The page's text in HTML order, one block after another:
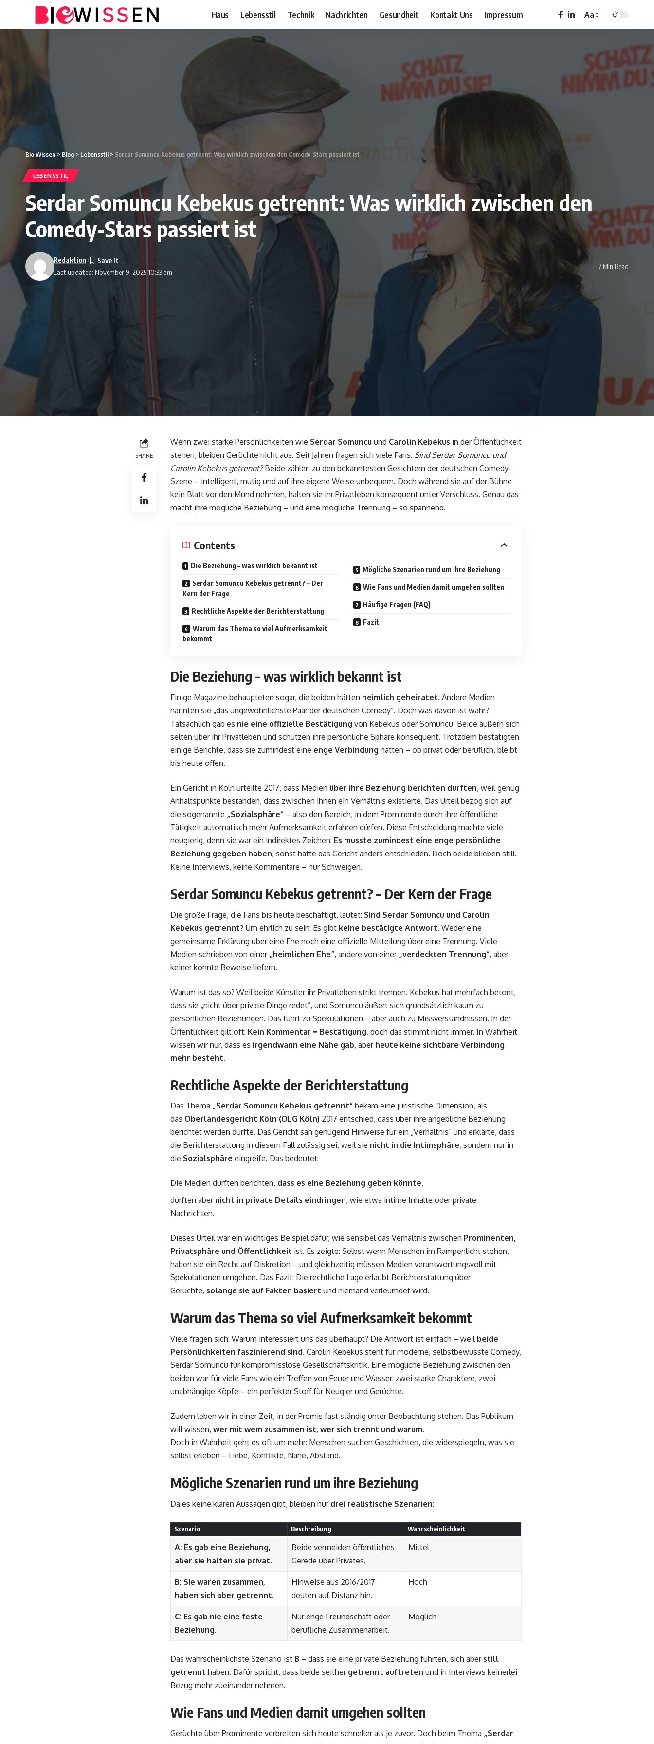
Haus Lebensstil Technik Nachrichten Gesundheit Kontakt Uns Impressum
Font
Aa
Bio Wissen > Blog > Lebensstil > Serdar Somuncu Kebekus getrennt: Was wirklich zwischen den Comedy-Stars passiert ist
LEBENSSTIL
Serdar Somuncu Kebekus getrennt: Was wirklich zwischen den
Comedy-Stars passiert ist
Last updated: November 9, 2025 10:33 am
Redaktion
7 Min Read
SHARE
Wenn zwei starke Persönlichkeiten wie Serdar Somuncu und Carolin Kebekus in der Öffentlichkeit
stehen, bleiben Gerüchte nicht aus. Seit Jahren fragen sich viele Fans: Sind Serdar Somuncu und
Carolin Kebekus getrennt?Beide zählen zu den bekanntesten Gesichtern der deutschen Comedy-
Szene – intelligent, mutig und auf ihre eigene Weise unbequem. Doch während sie auf der Bühne
kein Blatt vor den Mund nehmen, halten sie ihr Privatleben konsequent unter Verschluss. Genau das
macht ihre mögliche Beziehung – und eine mögliche Trennung – so spannend.
Contents
Die Beziehung – was wirklich bekannt ist
Serdar Somuncu Kebekus getrennt? – Der
Kern der Frage
Rechtliche Aspekte der Berichterstattung
Warum das Thema so viel Aufmerksamkeit
bekommt
Mögliche Szenarien rund um ihre Beziehung
Wie Fans und Medien damit umgehen sollten
Häufige Fragen (FAQ)
Fazit
Die Beziehung – was wirklich bekannt ist
Einige Magazine behaupteten sogar, die beiden hätten heimlich geheiratet. Andere Medien
nannten sie „das ungewöhnlichste Paar der deutschen Comedy“. Doch was davon ist wahr?
Tatsächlich gab es nie eine offizielle Bestätigung von Kebekus oder Somuncu. Beide äußern sich
selten über ihr Privatleben und schützen ihre persönliche Sphäre konsequent. Trotzdem bestätigten
einige Berichte, dass sie zumindest eine enge Verbindung hatten – ob privat oder beruflich, bleibt
bis heute offen.
Ein Gericht in Köln urteilte 2017, dass Medien über ihre Beziehung berichten durften, weil genug
Anhaltspunkte bestanden, dass zwischen ihnen ein Verhältnis existierte. Das Urteil bezog sich auf
die sogenannte „Sozialsphäre“ – also den Bereich, in dem Prominente durch ihre öffentliche
Tätigkeit automatisch mehr Aufmerksamkeit erfahren dürfen. Diese Entscheidung machte viele
neugierig, denn sie war ein indirektes Zeichen: Es musste zumindest eine enge persönliche
Beziehung gegeben haben, sonst hätte das Gericht anders entschieden. Doch beide blieben still.
Keine Interviews, keine Kommentare – nur Schweigen.
Serdar Somuncu Kebekus getrennt?– Der Kern der Frage
Die große Frage, die Fans bis heute beschäftigt, lautet: Sind Serdar Somuncu und Carolin
Kebekus getrennt? Um ehrlich zu sein: Es gibt keine bestätigte Antwort. Weder eine
gemeinsame Erklärung über eine Ehe noch eine offizielle Mitteilung über eine Trennung. Viele
Medien schrieben von einer „heimlichen Ehe“, andere von einer „verdeckten Trennung“, aber
keiner konnte Beweise liefern.
Warum ist das so? Weil beide Künstler ihr Privatleben strikt trennen. Kebekus hat mehrfach betont,
dass sie „nicht über private Dinge redet“, und Somuncu äußert sich grundsätzlich kaum zu
persönlichen Beziehungen. Das führt zu Spekulationen – aber auch zu Missverständnissen. In der
Öffentlichkeit gilt oft: Kein Kommentar = Bestätigung, doch das stimmt nicht immer. In Wahrheit
wissen wir nur, dass es irgendwann eine Nähe gab, aber heute keine sichtbare Verbindung
mehr besteht.
Rechtliche Aspekte der Berichterstattung
Das Thema „Serdar Somuncu Kebekus getrennt“ bekam eine juristische Dimension, als
das Oberlandesgericht Köln (OLG Köln) 2017 entschied, dass über ihre angebliche Beziehung
berichtet werden durfte. Das Gericht sah genügend Hinweise für ein „Verhältnis“ und erklärte, dass
die Berichterstattung in diesem Fall zulässig sei, weil sie nicht in die Intimsphäre, sondern nur in
die Sozialsphäre eingreife. Das bedeutet:
Die Medien durften berichten, dass es eine Beziehung geben könnte,
durften aber nicht in private Details eindringen, wie etwa intime Inhalte oder private
Nachrichten.
Dieses Urteil war ein wichtiges Beispiel dafür, wie sensibel das Verhältnis zwischen Prominenten,
Privatsphäre und Öffentlichkeit ist. Es zeigte: Selbst wenn Menschen im Rampenlicht stehen,
haben sie ein Recht auf Diskretion – und gleichzeitig müssen Medien verantwortungsvoll mit
Spekulationen umgehen. Das Fazit: Die rechtliche Lage erlaubt Berichterstattung über
Gerüchte, solange sie auf Fakten basiert und niemand verleumdet wird.
Warum das Thema so viel Aufmerksamkeit bekommt
Viele fragen sich: Warum interessiert uns das überhaupt? Die Antwort ist einfach – weil beide
Persönlichkeiten faszinierend sind. Carolin Kebekus steht für moderne, selbstbewusste Comedy,
Serdar Somuncu für kompromisslose Gesellschaftskritik. Eine mögliche Beziehung zwischen den
beiden war für viele Fans wie ein Treffen von Feuer und Wasser: zwei starke Charaktere, zwei
unabhängige Köpfe – ein perfekter Stoff für Neugier und Gerüchte.
Zudem leben wir in einer Zeit, in der Promis fast ständig unter Beobachtung stehen. Das Publikum
will wissen, wer mit wem zusammen ist, wer sich trennt und warum.
Doch in Wahrheit geht es oft um mehr: Menschen suchen Geschichten, die widerspiegeln, was sie
selbst erleben – Liebe, Konflikte, Nähe, Abstand.
Mögliche Szenarien rund um ihre Beziehung
Da es keine klaren Aussagen gibt, bleiben nur drei realistische Szenarien:
Szenario Beschreibung Wahrscheinlichkeit
A: Es gab eine Beziehung,
aber sie halten sie privat.
Beide vermeiden öffentliches
Gerede über Privates.
Mittel
B: Sie waren zusammen,
haben sich aber getrennt.
Hinweise aus 2016/2017
deuten auf Distanz hin.
Hoch
C: Es gab nie eine feste
Beziehung.
Nur enge Freundschaft oder
berufliche Zusammenarbeit.
Möglich
Das wahrscheinlichste Szenario ist B – dass sie eine private Beziehung führten, sich aber still
getrennt haben. Dafür spricht, dass beide seither getrennt auftreten und in Interviews keinerlei
Bezug mehr zueinander nehmen.
Wie Fans und Medien damit umgehen sollten
Gerüchte über Prominente verbreiten sich heute schneller als je zuvor. Doch beim Thema „Serdar